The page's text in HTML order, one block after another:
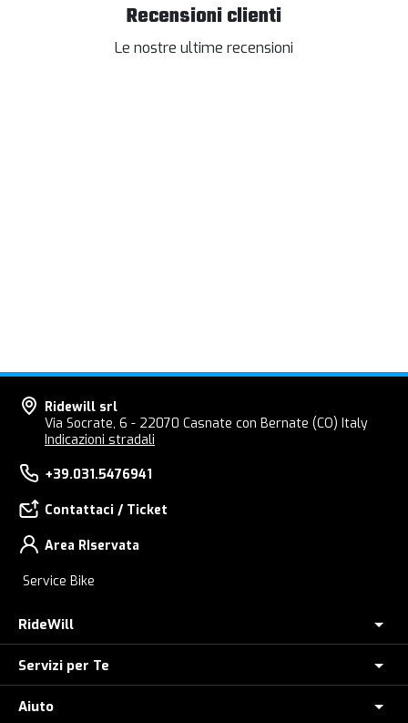
Recensioni clienti
Le nostre ultime recensioni
Ridewill srl
Via Socrate, 6 - 22070 Casnate con Bernate (CO) Italy
Indicazioni stradali
+39.031.5476941
Contattaci / Ticket
Area RIservata
Service Bike
RideWill
Chi Siamo
Dove siamo
Servizi per Te
Assicurazione furto E-Bike
Aiuto